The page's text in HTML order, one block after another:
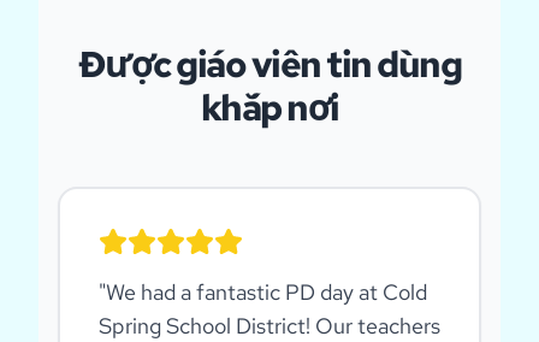
Được giáo viên tin dùng
khắp nơi
"We had a fantastic PD day at Cold
Spring School District! Our teachers